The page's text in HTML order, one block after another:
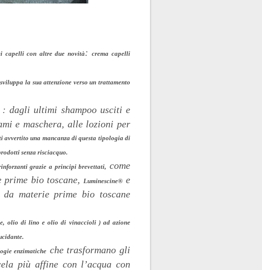
capelli con altre due novità:crema capelli
la sua attenzione verso un trattamento
dagli ultimi shampoo usciti e
e maschera, alle lozioni per
avvertito una mancanza di questa tipologia di
senza risciacquo.
grazie a principi brevettati, come
prime bio toscane, Luminescine®e
materie prime bio toscane
olio di lino e olio di vinaccioli ) ad azione
enzimatiche che trasformano gli
più affine con l’acqua con